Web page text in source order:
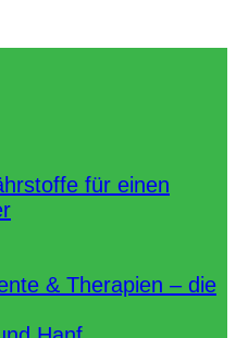
für einen
& Therapien – die